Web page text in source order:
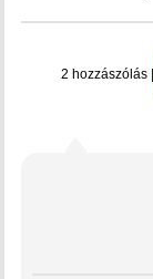
2 hozzászólás